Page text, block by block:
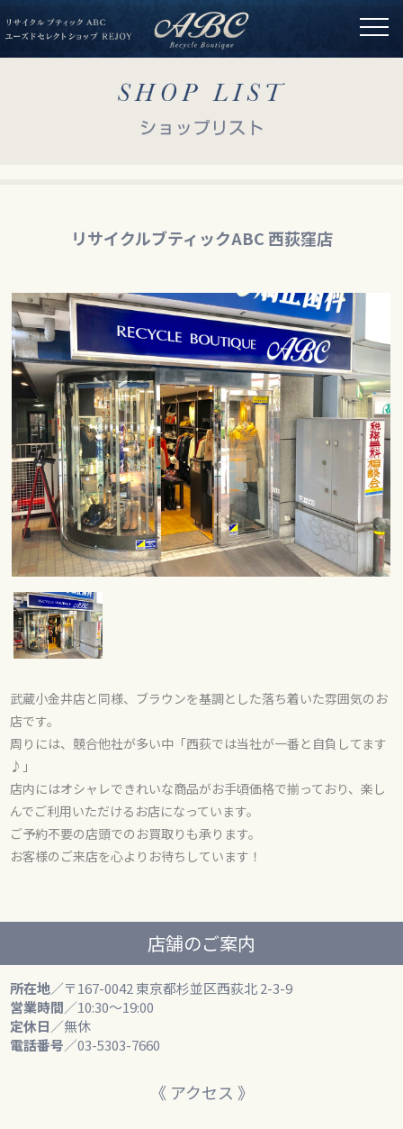
リサイクルブティックABC 西荻窪店
武蔵小金井店と同様、ブラウンを基調とした落ち着いた雰囲気のお
店です。
周りには、競合他社が多い中「西荻では当社が一番と自負してます
♪」
店内にはオシャレできれいな商品がお手頃価格で揃っており、楽し
んでご利用いただけるお店になっています。
ご予約不要の店頭でのお買取りも承ります。
お客様のご来店を心よりお待ちしています！
店舗のご案内
所在地／〒167-0042 東京都杉並区西荻北 2-3-9
営業時間／10:30～19:00
定休日／無休
電話番号／03-5303-7660
《 アクセス 》